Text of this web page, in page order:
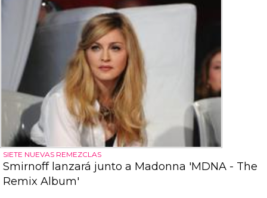
SIETE NUEVAS REMEZCLAS
Smirnoff lanzará junto a Madonna 'MDNA - The
Remix Album'